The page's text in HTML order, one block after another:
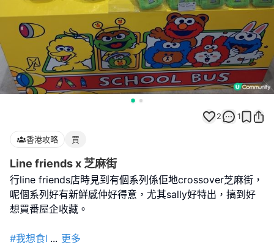
2 1
香港攻略 買
Line friends x 芝麻街
行line friends店時見到有個系列係佢地crossover芝麻街，
呢個系列好有新鮮感仲好得意，尤其sally好特出，搞到好
想買番屋企收藏。
#我想食l ... 更多